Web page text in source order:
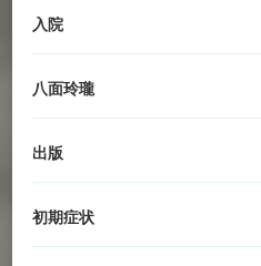
入院
八面玲瓏
出版
初期症状